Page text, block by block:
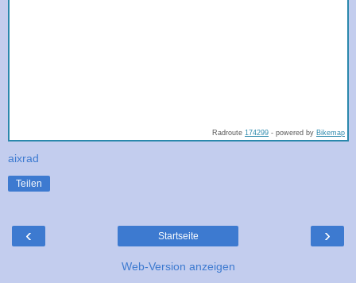
Radroute 174299 - powered by Bikemap
aixrad
Teilen
‹ ›
Startseite
Web-Version anzeigen